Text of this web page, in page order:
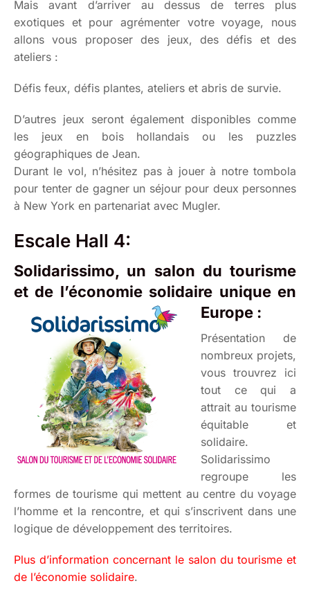
Mais avant d’arriver au dessus de terres plus
exotiques et pour agrémenter votre voyage, nous
allons vous proposer des jeux, des défis et des
ateliers :
Défis feux, défis plantes, ateliers et abris de survie.
D’autres jeux seront également disponibles comme
les jeux en bois hollandais ou les puzzles
géographiques de Jean.
Durant le vol, n’hésitez pas à jouer à notre tombola
pour tenter de gagner un séjour pour deux personnes
à New York en partenariat avec Mugler.
Escale Hall 4:
Solidarissimo, un salon du tourisme
et de l’économie solidaire unique en
Europe :
Présentation de
nombreux projets,
vous trouvrez ici
tout ce qui a
attrait au tourisme
équitable et
solidaire.
Solidarissimo
regroupe les
formes de tourisme qui mettent au centre du voyage
l’homme et la rencontre, et qui s’inscrivent dans une
logique de développement des territoires.
Plus d’information concernant le salon du tourisme et
de l’économie solidaire.